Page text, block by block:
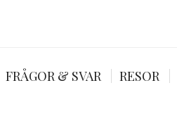
FRÅGOR & SVAR RESOR